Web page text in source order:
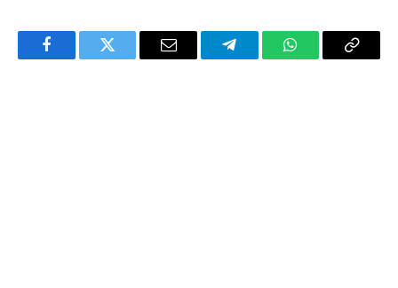
FacebookTwitter Email TelegramWhatsAppCopy